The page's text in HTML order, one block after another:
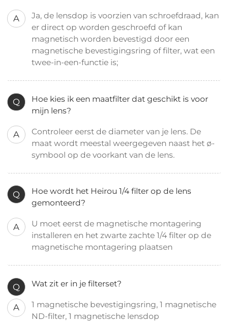
A
Ja, de lensdop is voorzien van schroefdraad, kan
er direct op worden geschroefd of kan
magnetisch worden bevestigd door een
magnetische bevestigingsring of filter, wat een
twee-in-een-functie is;
Q
Hoe kies ik een maatfilter dat geschikt is voor
mijn lens?
A
Controleer eerst de diameter van je lens. De
maat wordt meestal weergegeven naast het ø-
symbool op de voorkant van de lens.
Q
Hoe wordt het Heirou 1/4 filter op de lens
gemonteerd?
A
U moet eerst de magnetische montagering
installeren en het zwarte zachte 1/4 filter op de
magnetische montagering plaatsen
Q Wat zit er in je filterset?
A
1 magnetische bevestigingsring, 1 magnetische
ND-filter, 1 magnetische lensdop